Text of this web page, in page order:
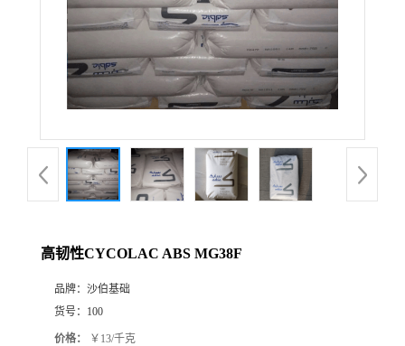
高韧性CYCOLAC ABS MG38F
品牌： 沙伯基础
货号： 100
价格： ￥13/千克